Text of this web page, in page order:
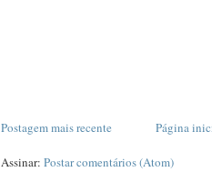
Postagem mais recente Página
Assinar: Postar comentários (Atom)